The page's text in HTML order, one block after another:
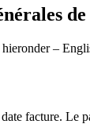
de
–
facture. Le